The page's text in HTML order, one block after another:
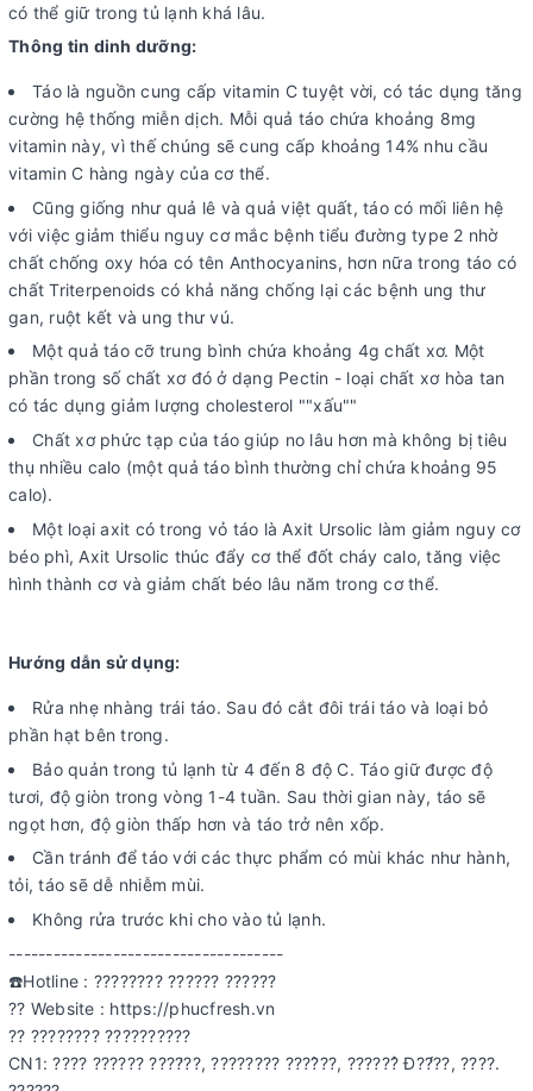
có thể giữ trong tủ lạnh khá lâu.
Thông tin dinh dưỡng:
Táo là nguồn cung cấp vitamin C tuyệt vời, có tác dụng tăng
cường hệ thống miễn dịch. Mỗi quả táo chứa khoảng 8mg
vitamin này, vì thế chúng sẽ cung cấp khoảng 14% nhu cầu
vitamin C hàng ngày của cơ thể.
Cũng giống như quả lê và quả việt quất, táo có mối liên hệ
với việc giảm thiểu nguy cơ mắc bệnh tiểu đường type 2 nhờ
chất chống oxy hóa có tên Anthocyanins, hơn nữa trong táo có
chất Triterpenoids có khả năng chống lại các bệnh ung thư
gan, ruột kết và ung thư vú.
Một quả táo cỡ trung bình chứa khoảng 4g chất xơ. Một
phần trong số chất xơ đó ở dạng Pectin - loại chất xơ hòa tan
có tác dụng giảm lượng cholesterol ""xấu""
Chất xơ phức tạp của táo giúp no lâu hơn mà không bị tiêu
thụ nhiều calo (một quả táo bình thường chỉ chứa khoảng 95
calo).
Một loại axit có trong vỏ táo là Axit Ursolic làm giảm nguy cơ
béo phì, Axit Ursolic thúc đẩy cơ thể đốt cháy calo, tăng việc
hình thành cơ và giảm chất béo lâu năm trong cơ thể.
Hướng dẫn sử dụng:
Rửa nhẹ nhàng trái táo. Sau đó cắt đôi trái táo và loại bỏ
phần hạt bên trong.
Bảo quản trong tủ lạnh từ 4 đến 8 độ C. Táo giữ được độ
tươi, độ giòn trong vòng 1-4 tuần. Sau thời gian này, táo sẽ
ngọt hơn, độ giòn thấp hơn và táo trở nên xốp.
Cần tránh để táo với các thực phẩm có mùi khác như hành,
tỏi, táo sẽ dễ nhiễm mùi.
Không rửa trước khi cho vào tủ lạnh.
-------------------------------------
☎️Hotline : ???????? ?????? ??????
?? Website : https://phucfresh.vn
?? ???????? ??????????
CN1: ???? ?????? ????̛??, ???????? ????̂??, ??????̉ Đ??̛́??, ????.